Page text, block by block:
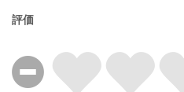
評価